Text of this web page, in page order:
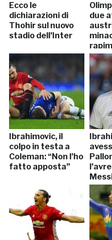
Ecco le
dichiarazioni di
Thohir sul nuovo
stadio dell’Inter
due
Ibrahimovic, il
colpo in testa a
Coleman: “Non l’ho
fatto apposta”